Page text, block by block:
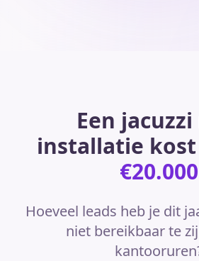
Een
installatie kost
€20.000
Hoeveel leads heb je dit
niet bereikbaar te